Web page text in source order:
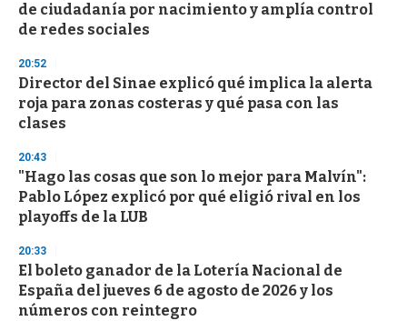
de ciudadanía por nacimiento y amplía control
de redes sociales
20:52
Director del Sinae explicó qué implica la alerta
roja para zonas costeras y qué pasa con las
clases
20:43
"Hago las cosas que son lo mejor para Malvín":
Pablo López explicó por qué eligió rival en los
playoffs de la LUB
20:33
El boleto ganador de la Lotería Nacional de
España del jueves 6 de agosto de 2026 y los
números con reintegro